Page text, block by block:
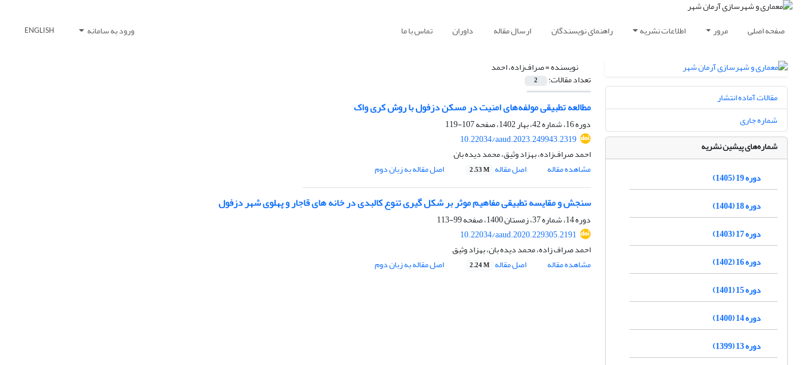
صفحه اصلی مرور اطلاعات نشریه راهنمای نویسندگان ارسال مقاله داوران تماس با ما ورود به سامانه ENGLISH
نویسنده =صراف‌زاده، احمد
تعداد مقالات: 2
مطالعه تطبیقی مولفه‌های امنیت در مسکن دزفول با روش کری واک
دوره 16، شماره 42، بهار 1402، صفحه
107-119
10.22034/aaud.2023.249943.2319
احمد صراف‌زاده، بهزاد وثیق، محمد دیده بان
مشاهده مقاله
اصل مقاله 2.53 M اصل مقاله به زبان دوم
سنجش و مقایسه تطبیقی مفاهیم موثر بر شکل گیری تنوع کالبدی در خانه های قاجار و پهلوی شهر دزفول
دوره 14، شماره 37، زمستان 1400، صفحه
99-113
10.22034/aaud.2020.229305.2191
احمد صراف زاده، محمد دیده بان، بهزاد وثیق
مشاهده مقاله
اصل مقاله 2.24 M اصل مقاله به زبان دوم
مقالات آماده انتشار
شماره جاری
شماره‌های پیشین نشریه
دوره 19 (1405)
دوره 18 (1404)
دوره 17 (1403)
دوره 16 (1402)
دوره 15 (1401)
دوره 14 (1400)
دوره 13 (1399)